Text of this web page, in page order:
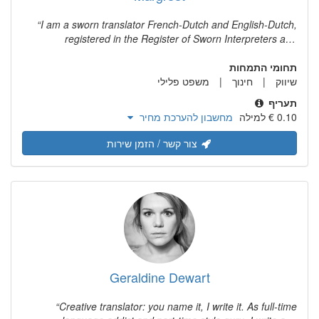
I am a sworn translator French-Dutch and English-Dutch,
registered in the Register of Sworn Interpreters and
experienced in editing and writing texts in various fields. I
provide sworn and unsworn translations from French and
English into Dutch. I specialise in criminal law and criminal
procedural law. In addition, I have many years of experience
with translating and writing texts in the field of marketing &
תחומי התמחות
שיווק
חינוך
משפט פלילי
תעריף
מחשבון להערכת מחיר
צור קשר / הזמן שירות
Geraldine Dewart
Creative translator: you name it, I write it. As full-time